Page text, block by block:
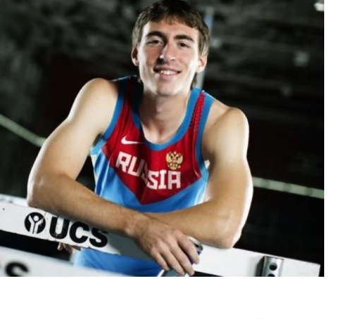
Архитектурный код начинается с
земли. Мощение крупноформатными
плитами становится новым
стандартом благоустройства
СТРОИТЕЛЬСТВО
Смелость архитектурных
Генеральный директор
ЗИАС — об эстетике
трендах в фасадах и
СТРОИТЕЛЬСТВО